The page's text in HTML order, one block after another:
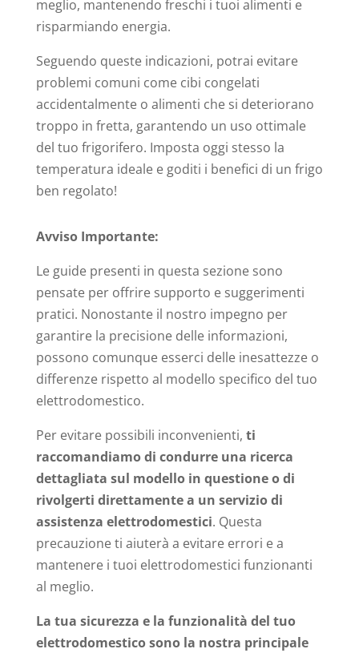
meglio, mantenendo freschi i tuoi alimenti e
risparmiando energia.
Seguendo queste indicazioni, potrai evitare
problemi comuni come cibi congelati
accidentalmente o alimenti che si deteriorano
troppo in fretta, garantendo un uso ottimale
del tuo frigorifero. Imposta oggi stesso la
temperatura ideale e goditi i benefici di un frigo
ben regolato!
Avviso Importante:
Le guide presenti in questa sezione sono
pensate per offrire supporto e suggerimenti
pratici. Nonostante il nostro impegno per
garantire la precisione delle informazioni,
possono comunque esserci delle inesattezze o
differenze rispetto al modello specifico del tuo
elettrodomestico.
Per evitare possibili inconvenienti, ti
raccomandiamo di condurre una ricerca
dettagliata sul modello in questione o di
rivolgerti direttamente a un servizio di
assistenza elettrodomestici. Questa
precauzione ti aiuterà a evitare errori e a
mantenere i tuoi elettrodomestici funzionanti
al meglio.
La tua sicurezza e la funzionalità del tuo
elettrodomestico sono la nostra principale